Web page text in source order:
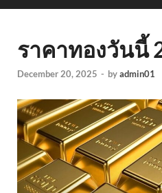
ราคาทองวันนี้
December 20, 2025 - byadmin01